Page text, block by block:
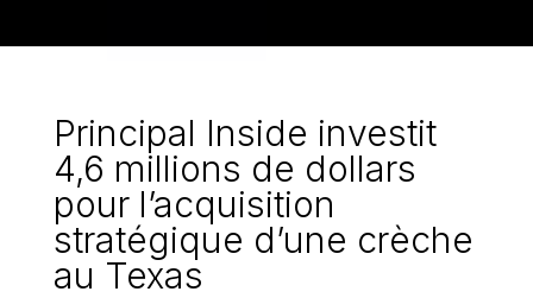
Principal Inside investit
4,6 millions de dollars
pour l’acquisition
stratégique d’une crèche
au Texas